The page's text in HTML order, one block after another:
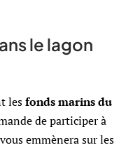
le lagon
lesfonds marins du
de participer à
emmènera sur les